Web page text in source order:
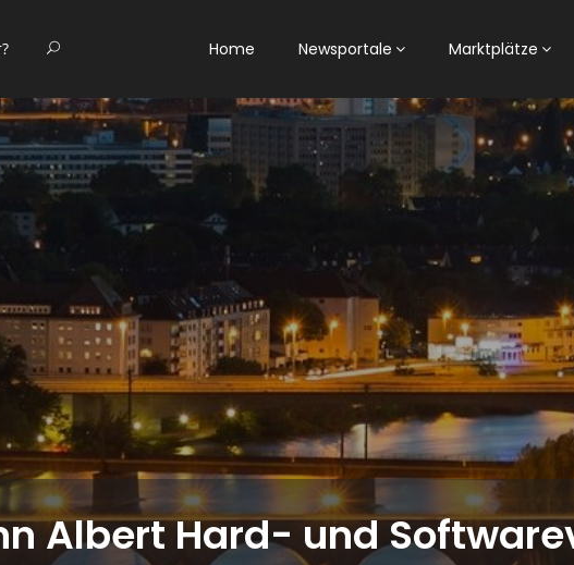
Home Newsportale Marktplätze
Albert Hard- und